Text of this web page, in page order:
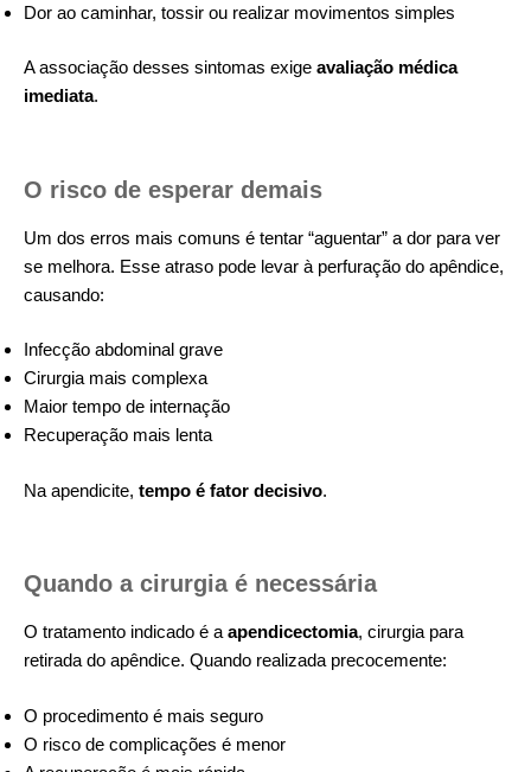
Dor ao caminhar, tossir ou realizar movimentos simples
A associação desses sintomas exige avaliação médica
imediata.
O risco de esperar demais
Um dos erros mais comuns é tentar “aguentar” a dor para ver
se melhora. Esse atraso pode levar à perfuração do apêndice,
causando:
Infecção abdominal grave
Cirurgia mais complexa
Maior tempo de internação
Recuperação mais lenta
Na apendicite, tempo é fator decisivo.
Quando a cirurgia é necessária
O tratamento indicado é aapendicectomia, cirurgia para
retirada do apêndice. Quando realizada precocemente:
O procedimento é mais seguro
O risco de complicações é menor